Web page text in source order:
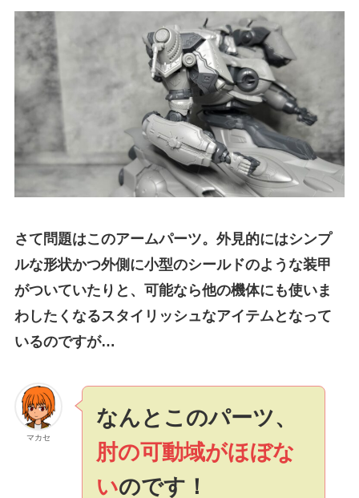
さて問題はこのアームパーツ。外見的にはシンプ
ルな形状かつ外側に小型のシールドのような装甲
がついていたりと、可能なら他の機体にも使いま
わしたくなるスタイリッシュなアイテムとなって
いるのですが…
マカセ
なんとこのパーツ、
肘の可動域がほぼな
いのです！